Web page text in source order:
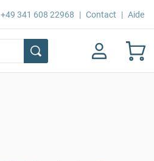
+49 341 608 22968 | Contact | Aide